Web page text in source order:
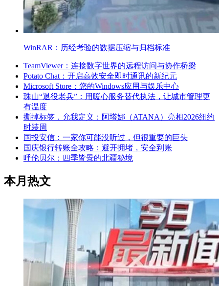
WinRAR：历经考验的数据压缩与归档标准
TeamViewer：连接数字世界的远程访问与协作桥梁
Potato Chat：开启高效安全即时通讯的新纪元
Microsoft Store：您的Windows应用与娱乐中心
珠山“退役老兵”：用暖心服务替代执法，让城市管理更
有温度
撕掉标签，允我定义：阿塔娜（ATANA）亮相2026纽约
时装周
国投安信：一家你可能没听过，但很重要的巨头
国庆银行转账全攻略：避开拥堵，安全到账
呼伦贝尔：四季皆景的北疆秘境
本月热文